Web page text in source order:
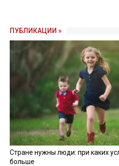
ПУБЛИКАЦИИ »
Стране нужны люди: при каких
больше